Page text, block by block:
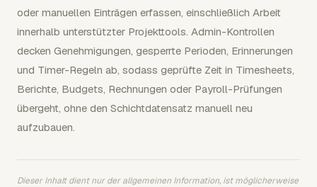
oder manuellen Einträgen erfassen, einschließlich Arbeit
innerhalb unterstützter Projekttools. Admin-Kontrollen
decken Genehmigungen, gesperrte Perioden, Erinnerungen
und Timer-Regeln ab, sodass geprüfte Zeit in Timesheets,
Berichte, Budgets, Rechnungen oder Payroll-Prüfungen
übergeht, ohne den Schichtdatensatz manuell neu
aufzubauen.
Dieser Inhalt dient nur der allgemeinen Information, ist möglicherweise